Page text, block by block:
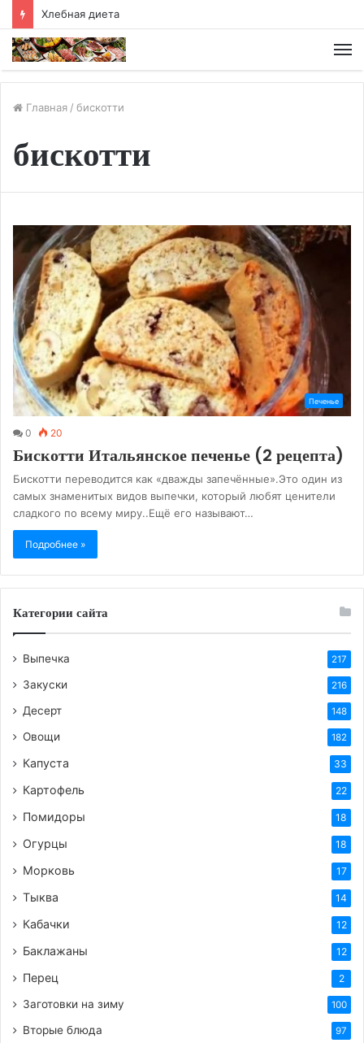
Хлебная диета
Главная / бискотти
бискотти
Печенье
0 20
Бискотти Итальянское печенье (2 рецепта)
Бискотти переводится как «дважды запечённые».Это один из
самых знаменитых видов выпечки, который любят ценители
сладкого по всему миру..Ещё его называют…
Подробнее »
Категории сайта
Выпечка 217
Закуски 216
Десерт 148
Овощи 182
Капуста 33
Картофель 22
Помидоры 18
Огурцы 18
Морковь 17
Тыква 14
Кабачки 12
Баклажаны 12
Перец 2
Заготовки на зиму 100
Вторые блюда 97